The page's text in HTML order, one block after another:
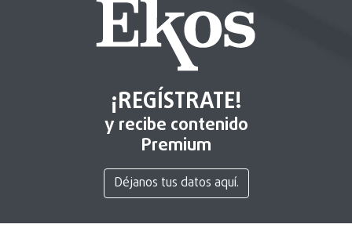
¡REGÍSTRATE!
y recibe contenido
Premium
Déjanos tus datos aquí.